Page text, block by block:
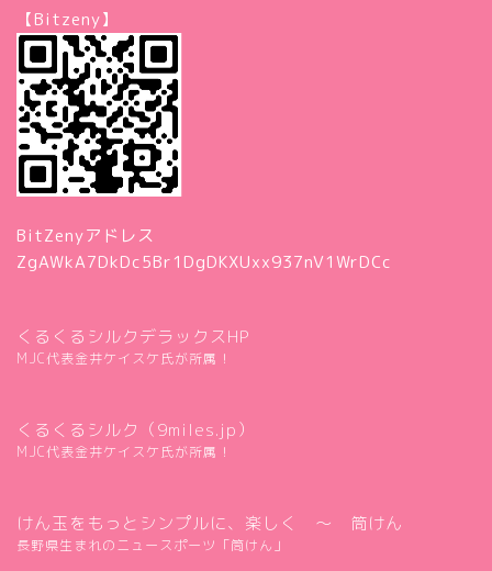
【Bitzeny】
BitZenyアドレス
ZgAWkA7DkDc5Br1DgDKXUxx937nV1WrDCc
くるくるシルクデラックスHP
MJC代表金井ケイスケ氏が所属！
くるくるシルク（9miles.jp）
MJC代表金井ケイスケ氏が所属！
けん玉をもっとシンプルに、楽しく ～ 筒けん
長野県生まれのニュースポーツ「筒けん」